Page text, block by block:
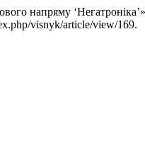
напряму
visnyk/article/view/169.